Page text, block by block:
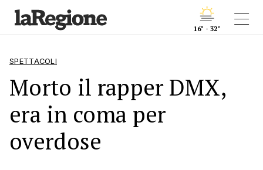
16° - 32°
SPETTACOLI
Morto il rapper DMX,
era in coma per
overdose